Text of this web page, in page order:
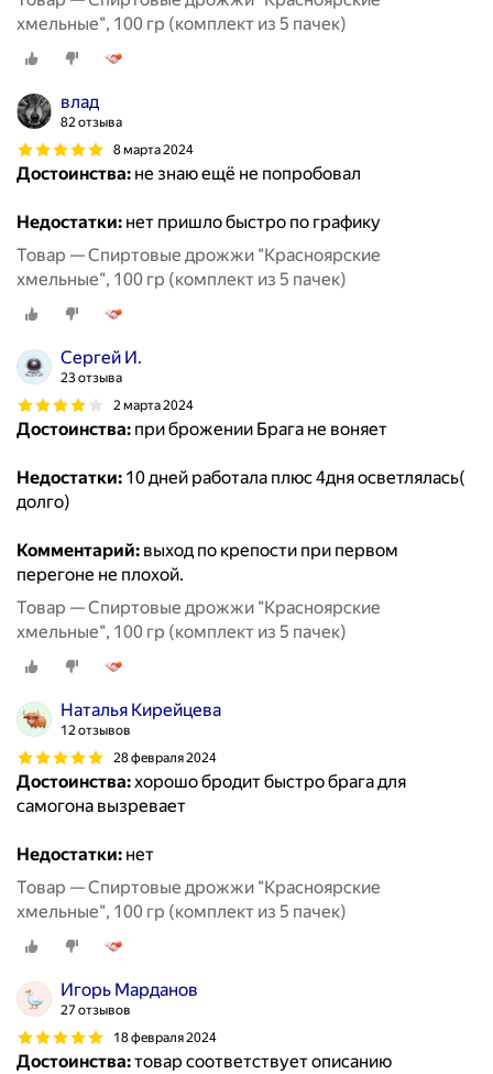
хмельные", 100 гр (комплект из 5 пачек)
влад
82 отзыва
8 марта 2024
Достоинства: не знаю ещё не попробовал
Недостатки: нет пришло быстро по графику
Товар — Спиртовые дрожжи "Красноярские
хмельные", 100 гр (комплект из 5 пачек)
Сергей И.
23 отзыва
2 марта 2024
Достоинства: при брожении Брага не воняет
Недостатки: 10 дней работала плюс 4дня осветлялась(
долго)
Комментарий: выход по крепости при первом
перегоне не плохой.
Товар — Спиртовые дрожжи "Красноярские
хмельные", 100 гр (комплект из 5 пачек)
Наталья Кирейцева
12 отзывов
28 февраля 2024
Достоинства:хорошо бродит быстро брага для
самогона вызревает
Недостатки: нет
Товар — Спиртовые дрожжи "Красноярские
хмельные", 100 гр (комплект из 5 пачек)
Игорь Марданов
27 отзывов
18 февраля 2024
Достоинства:товар соответствует описанию